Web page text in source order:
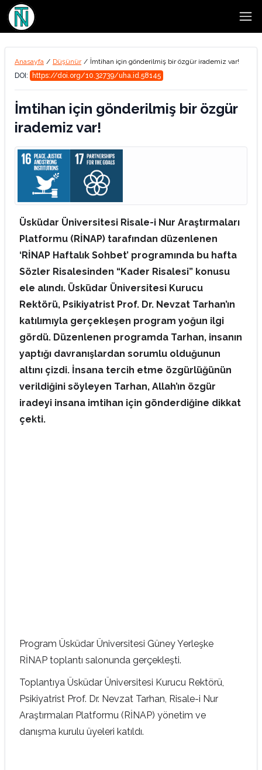
Anasayfa / Düşünür / İmtihan için gönderilmiş bir özgür irademiz var!
DOI:
https://doi.org/10.32739/uha.id.58145
İmtihan için gönderilmiş bir özgür
irademiz var!
Üsküdar Üniversitesi Risale-i Nur Araştırmaları
Platformu (RİNAP) tarafından düzenlenen
‘RİNAP Haftalık Sohbet’ programında bu hafta
Sözler Risalesinden “Kader Risalesi” konusu
ele alındı. Üsküdar Üniversitesi Kurucu
Rektörü, Psikiyatrist Prof. Dr. Nevzat Tarhan’ın
katılımıyla gerçekleşen program yoğun ilgi
gördü. Düzenlenen programda Tarhan, insanın
yaptığı davranışlardan sorumlu olduğunun
altını çizdi. İnsana tercih etme özgürlüğünün
verildiğini söyleyen Tarhan, Allah’ın özgür
iradeyi insana imtihan için gönderdiğine dikkat
çekti.
Program Üsküdar Üniversitesi Güney Yerleşke
RİNAP toplantı salonunda gerçekleşti.
Toplantıya Üsküdar Üniversitesi Kurucu Rektörü,
Psikiyatrist Prof. Dr. Nevzat Tarhan, Risale-i Nur
Araştırmaları Platformu (RİNAP) yönetim ve
danışma kurulu üyeleri katıldı.